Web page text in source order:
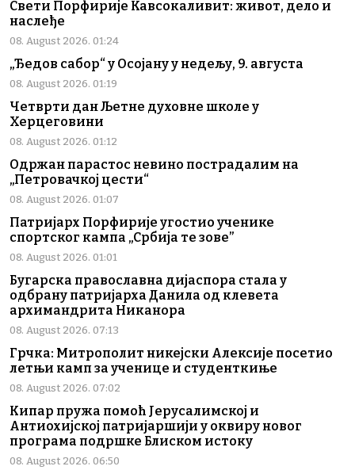
Свети Порфирије Кавсокаливит: живот, дело и
наслеђе
08. August 2026. 01:24
„Ђедов сабор“ у Осојану у недељу, 9. августа
08. August 2026. 01:19
Четврти дан Љетне духовне школе у
Херцеговини
08. August 2026. 01:12
Одржан парастос невино пострадалим на
„Петровачкој цести“
08. August 2026. 01:07
Патријарх Порфирије угостио ученике
спортског кампа „Србија те зове”
08. August 2026. 01:01
Бугарска православна дијаспора стала у
одбрану патријарха Данила од клевета
архимандрита Никанора
08. August 2026. 07:13
Грчка: Митрополит никејски Алексије посетио
летњи камп за ученице и студенткиње
08. August 2026. 07:02
Кипар пружа помоћ Јерусалимској и
Антиохијској патријаршији у оквиру новог
програма подршке Блиском истоку
08. August 2026. 06:50